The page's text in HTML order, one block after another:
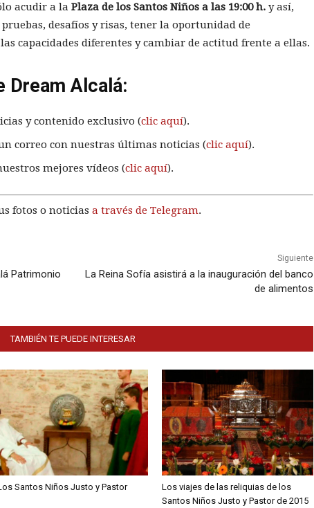
acudir a la Plaza de los Santos Niños a las 19:00 h. y así,
desafíos y risas, tener la oportunidad de
capacidades diferentes y cambiar de actitud frente a ellas.
Dream Alcalá:
y contenido exclusivo (clic aquí).
correo con nuestras últimas noticias (clic aquí).
mejores vídeos (clic aquí).
fotos o noticias a través de Telegram.
Patrimonio
Siguiente
La Reina Sofía asistirá a la inauguración del banco
de alimentos
TAMBIÉN TE PUEDE INTERESAR
Santos Niños Justo y Pastor
Los viajes de las reliquias de los
Santos Niños Justo y Pastor de 2015